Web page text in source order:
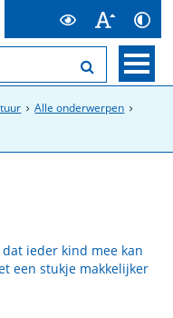
Alle onderwerpen
ieder kind mee kan
een stukje makkelijker